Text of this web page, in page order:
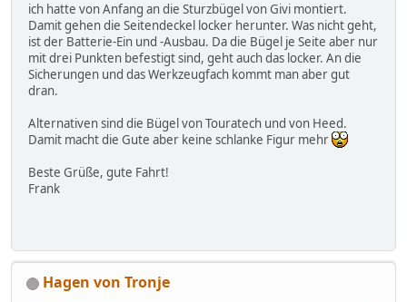
ich hatte von Anfang an die Sturzbügel von Givi montiert.
Damit gehen die Seitendeckel locker herunter. Was nicht geht,
ist der Batterie-Ein und -Ausbau. Da die Bügel je Seite aber nur
mit drei Punkten befestigt sind, geht auch das locker. An die
Sicherungen und das Werkzeugfach kommt man aber gut
dran.
Alternativen sind die Bügel von Touratech und von Heed.
Damit macht die Gute aber keine schlanke Figur mehr
Beste Grüße, gute Fahrt!
Frank
Hagen von Tronje